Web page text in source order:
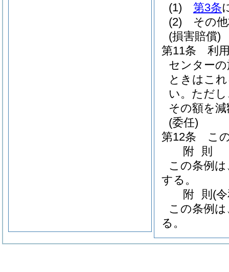
(1)
第3条
(2)
その
(損害賠償)
第11条
利
センター
ときはこ
い。 ただ
その額を
(委任)
第12条
こ
附 則
この条例
する。
附 則 (
この条例
る。